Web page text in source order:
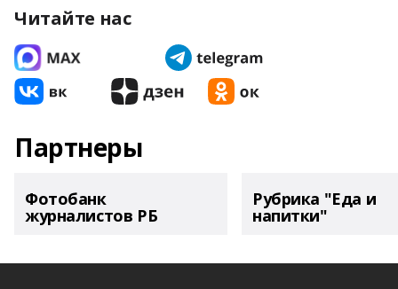
Читайте нас
Партнеры
Фотобанк
журналистов РБ
Рубрика "Еда и
напитки"